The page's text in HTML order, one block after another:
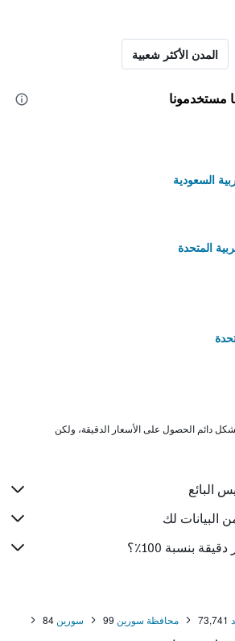
المدن الأكثر شعبية
مستخدمونا
السعودية
المتحدة
البيانات لك
بنسبة 100٪؟
73,741 محافظة سورين 99 سورين 84